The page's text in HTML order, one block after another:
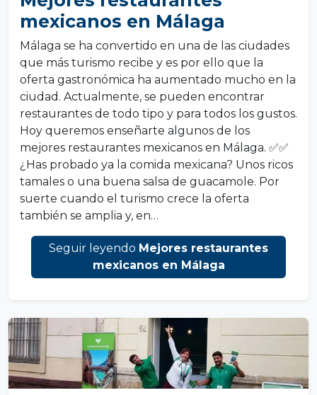
mexicanos en Málaga
Málaga se ha convertido en una de las ciudades
que más turismo recibe y es por ello que la
oferta gastronómica ha aumentado mucho en la
ciudad. Actualmente, se pueden encontrar
restaurantes de todo tipo y para todos los gustos.
Hoy queremos enseñarte algunos de los
mejores restaurantes mexicanos en Málaga. ✅✅
¿Has probado ya la comida mexicana? Unos ricos
tamales o una buena salsa de guacamole. Por
suerte cuando el turismo crece la oferta
también se amplia y, en…
Seguir leyendo Mejores restaurantes
mexicanos en Málaga